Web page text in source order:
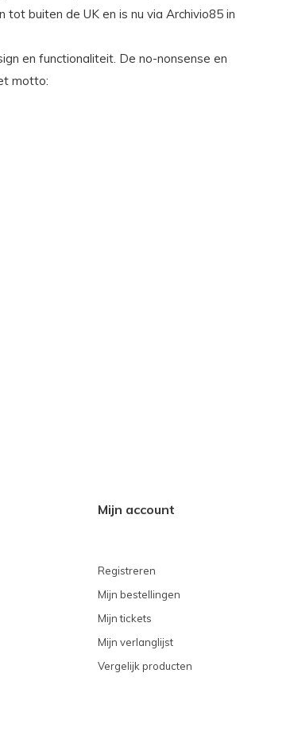
buiten de UK en is nu via Archivio85 in
en functionaliteit. De no-nonsense en
motto:
Mijn account
Registreren
Mijn bestellingen
Mijn tickets
Mijn verlanglijst
Vergelijk producten